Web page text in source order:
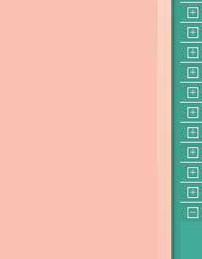
＋
＋
＋
＋
＋
＋
＋
＋
＋
＋
－